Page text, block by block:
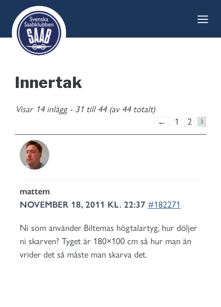
content
Innertak
Visar 14 inlägg - 31 till 44 (av 44 totalt)
←
1 2 3
mattem
NOVEMBER 18, 2011 KL. 22:37 #182271
Ni som använder Biltemas högtalartyg, hur döljer
ni skarven? Tyget är 180×100 cm så hur man än
vrider det så måste man skarva det.